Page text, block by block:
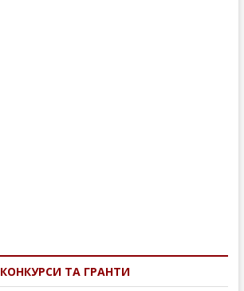
КОНКУРСИ ТА ГРАНТИ